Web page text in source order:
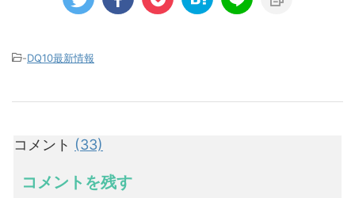
-DQ10最新情報
コメント (33)
コメントを残す